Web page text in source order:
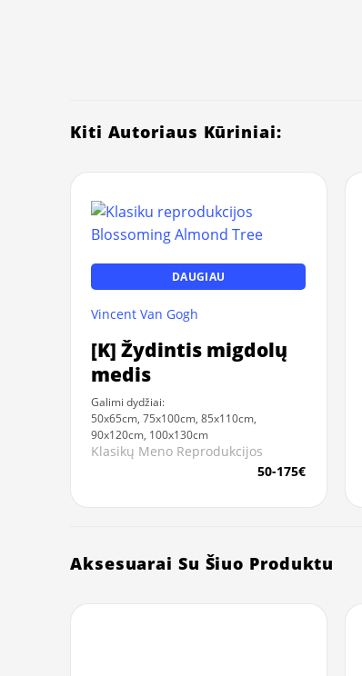
Kiti Autoriaus Kūriniai:
DAUGIAU
Vincent Van Gogh
[K] Žydintis migdolų
medis
Galimi dydžiai:
50x65cm, 75x100cm, 85x110cm,
90x120cm, 100x130cm
Klasikų Meno Reprodukcijos
50-175€
Aksesuarai Su Šiuo Produktu